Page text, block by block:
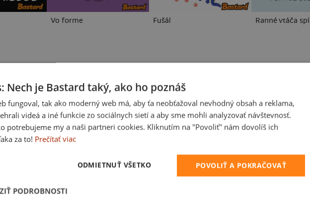
Vo forme Fušál Ranné vtáča spí
Bez potlače
Nech je Bastard taký, ako ho poznáš
fungoval, tak ako moderný web má, aby ťa neobťažoval nevhodný obsah a reklama,
videá a iné funkcie zo sociálnych sietí a aby sme mohli analyzovať návštevnosť.
potrebujeme my a naši partneri cookies. Kliknutím na "Povoliť" nám dovolíš ich
za to! Prečítať viac
POVOLIŤ A POKRAČOVAŤ
ODMIETNUŤ VŠETKO
PODROBNOSTI